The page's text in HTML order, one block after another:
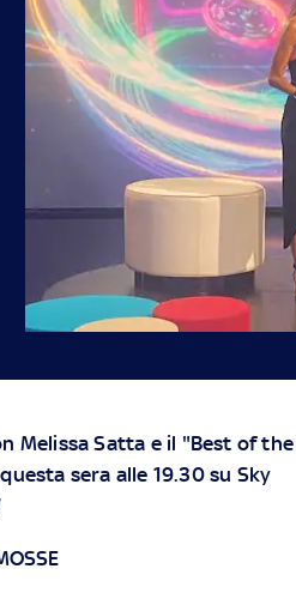
Melissa Satta e il "Best of the
sera alle 19.30 su Sky